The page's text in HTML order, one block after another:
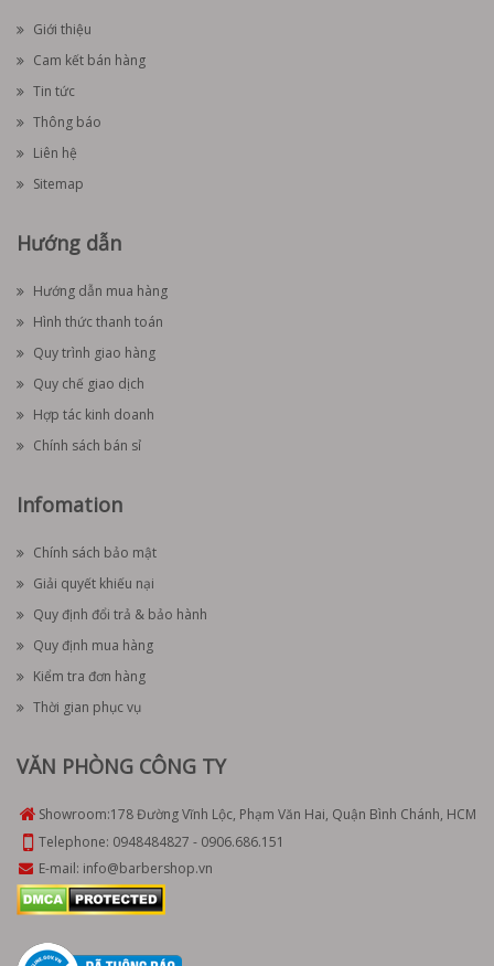
Giới thiệu
Cam kết bán hàng
Tin tức
Thông báo
Liên hệ
Sitemap
Hướng dẫn
Hướng dẫn mua hàng
Hình thức thanh toán
Quy trình giao hàng
Quy chế giao dịch
Hợp tác kinh doanh
Chính sách bán sỉ
Infomation
Chính sách bảo mật
Giải quyết khiếu nại
Quy định đổi trả & bảo hành
Quy định mua hàng
Kiểm tra đơn hàng
Thời gian phục vụ
VĂN PHÒNG CÔNG TY
Showroom:178 Đường Vĩnh Lộc, Phạm Văn Hai, Quận Bình Chánh, HCM
Telephone: 0948484827 - 0906.686.151
E-mail: info@barbershop.vn